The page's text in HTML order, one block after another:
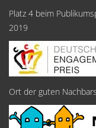
Platz 4 beim
2019
Ort der guten